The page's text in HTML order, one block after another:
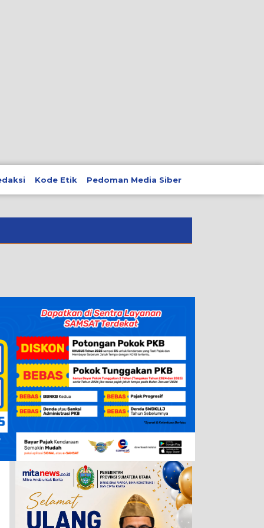
Kode Etik Pedoman Media Siber